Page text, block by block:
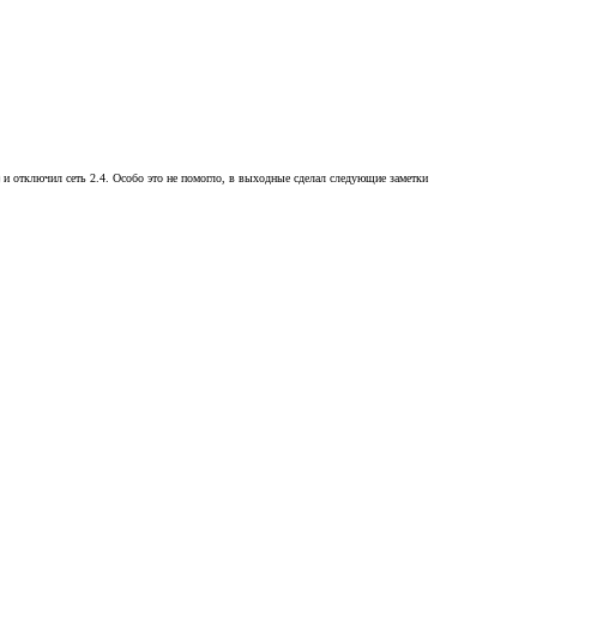
сеть 2.4. Особо это не помогло, в выходные сделал следующие заметки